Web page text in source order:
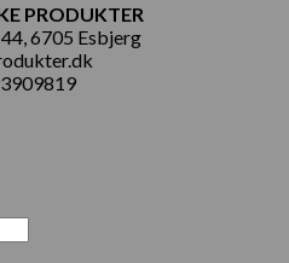
PRODUKTER
6705 Esbjerg